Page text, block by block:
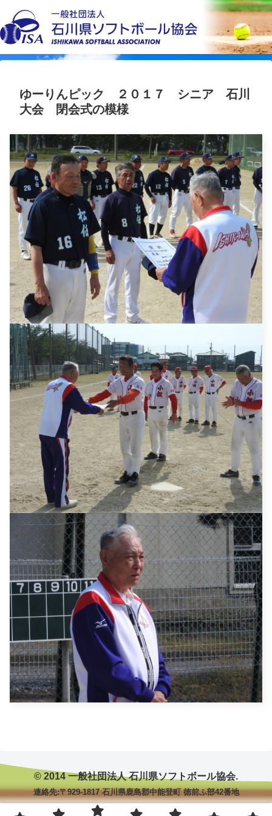
ゆーりんピック ２０１７ シニア 石川
大会 閉会式の模様
© 2014 一般社団法人 石川県ソフトボール協会.
連絡先:〒929-1817 石川県鹿島郡中能登町 徳前ふ部42番地